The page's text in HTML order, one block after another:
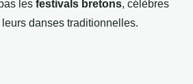
les festivals bretons, célèbres
danses traditionnelles.